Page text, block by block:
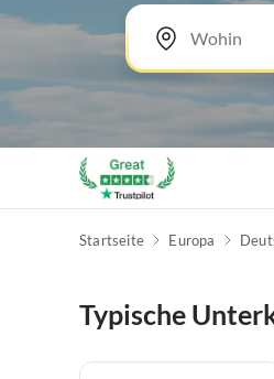
Startseite Europa
Typische